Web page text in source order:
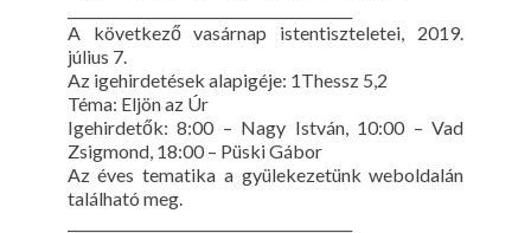
A következő vasárnap istentiszteletei, 2019.
július 7.
Az igehirdetések alapigéje: 1Thessz 5,2
Téma: Eljön az Úr
Igehirdetők: 8:00 – Nagy István, 10:00 – Vad
Zsigmond, 18:00 – Püski Gábor
Az éves tematika a gyülekezetünk weboldalán
található meg.